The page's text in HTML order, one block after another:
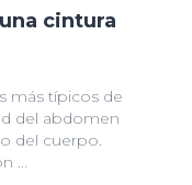
cintura
más típicos de
del abdomen
del cuerpo.
...